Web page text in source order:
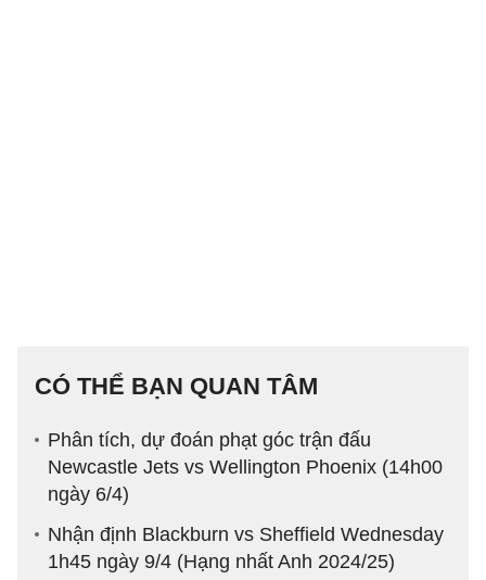
CÓ THỂ BẠN QUAN TÂM
Phân tích, dự đoán phạt góc trận đấu
Newcastle Jets vs Wellington Phoenix (14h00
ngày 6/4)
Nhận định Blackburn vs Sheffield Wednesday
1h45 ngày 9/4 (Hạng nhất Anh 2024/25)